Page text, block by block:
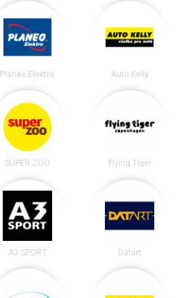
Planeo Elektro Auto Kelly
SUPER ZOO Flying Tiger
A3 SPORT Datart